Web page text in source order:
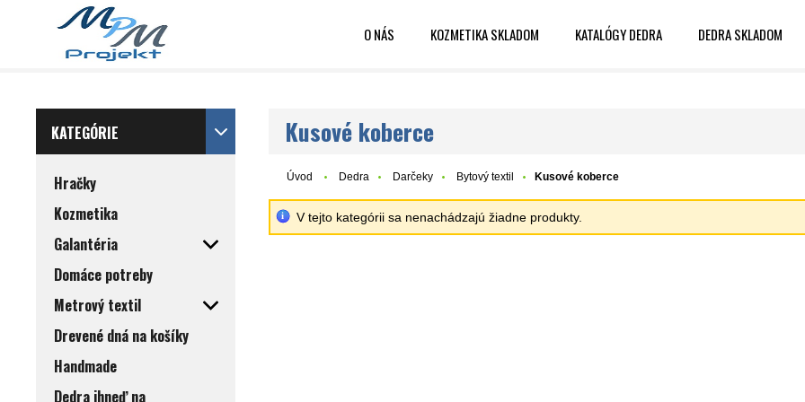
O NÁS KOZMETIKA SKLADOM KATALÓGY DEDRA DEDRA SKLADOM
KATEGÓRIE
Hračky
Kozmetika
Galantéria
Domáce potreby
Metrový textil
Drevené dná na košíky
Handmade
Dedra ihneď na
Kusové koberce
Úvod Dedra Darčeky Bytový textil Kusové koberce
V tejto kategórii sa nenachádzajú žiadne produkty.